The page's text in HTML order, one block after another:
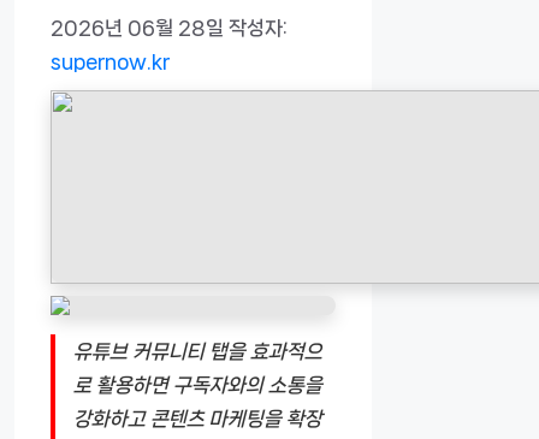
2026년 06월 28일 작성자:
supernow.kr
유튜브 커뮤니티 탭을 효과적으
로 활용하면 구독자와의 소통을
강화하고 콘텐츠 마케팅을 확장